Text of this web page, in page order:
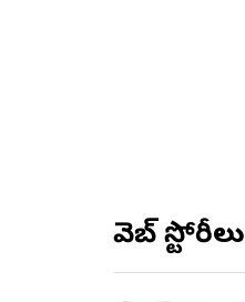
వెబ్ స్టోరీలు